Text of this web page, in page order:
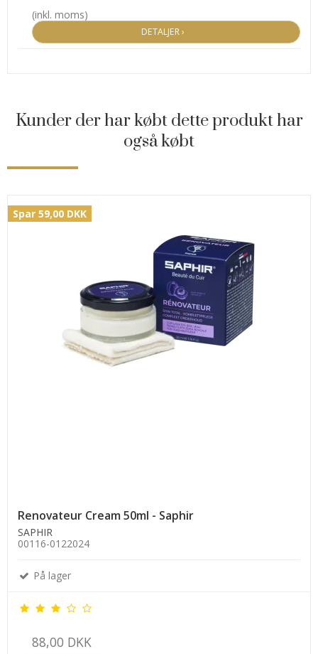
(inkl. moms)
DETALJER ›
Kunder der har købt dette produkt har
også købt
Spar 59,00 DKK
Renovateur Cream 50ml - Saphir
SAPHIR
00116-0122024
På lager
88,00 DKK